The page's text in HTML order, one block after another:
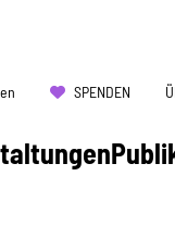
SPENDEN